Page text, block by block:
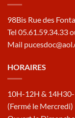
98Bis Rue des
Tel 05.61.59.34.33
Mail
HORAIRES
10H-12H &
(Fermé le Mercredi)